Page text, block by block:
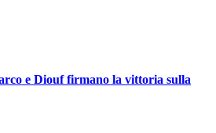
e Diouf firmano la vittoria sulla